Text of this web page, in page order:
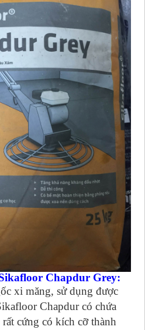
Chapdur Grey:
xi măng, sử dụng được
Chapdur có chứa
cứng có kích cỡ thành